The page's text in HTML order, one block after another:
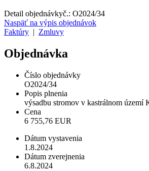
Detail objednávkyč.: O2024/34
Naspäť na výpis objednávok
Faktúry
Zmluvy
Objednávka
Číslo objednávky
O2024/34
Popis plnenia
výsadbu stromov v kastrálnom území
Cena
6 755,76 EUR
Dátum vystavenia
1.8.2024
Dátum zverejnenia
6.8.2024